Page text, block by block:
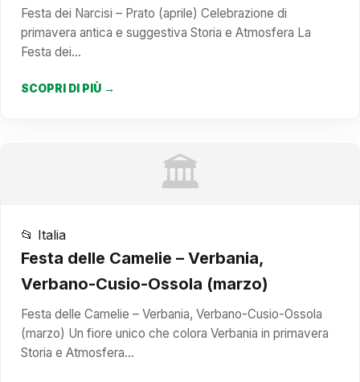
Festa dei Narcisi – Prato (aprile) Celebrazione di
primavera antica e suggestiva Storia e Atmosfera La
Festa dei…
SCOPRI DI PIÙ →
🏛️
📂 Italia
Festa delle Camelie – Verbania,
Verbano-Cusio-Ossola (marzo)
Festa delle Camelie – Verbania, Verbano-Cusio-Ossola
(marzo) Un fiore unico che colora Verbania in primavera
Storia e Atmosfera…